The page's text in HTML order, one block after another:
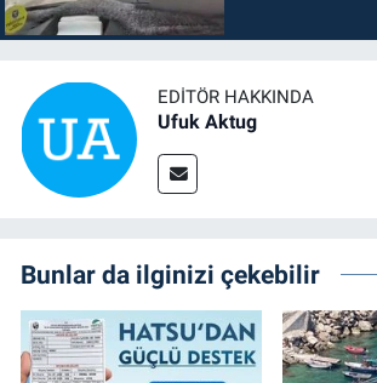
EDITÖR HAKKINDA
Ufuk Aktug
Bunlar da ilginizi çekebilir